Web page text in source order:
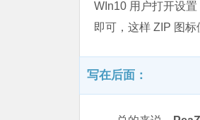
WIn10 用户打开设
即可，这样 ZIP 图标
写在后面：